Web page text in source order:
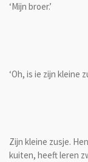
‘Mijn broer.’
‘Oh, is ie zijn kleine
Zijn kleine zusje.
kuiten, heeft leren